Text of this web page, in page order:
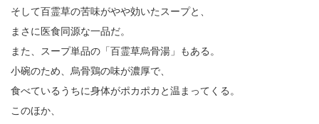
そして百霊草の苦味がやや効いたスープと、
まさに医食同源な一品だ。
また、スープ単品の「百霊草烏骨湯」もある。
小碗のため、烏骨鶏の味が濃厚で、
食べているうちに身体がポカポカと温まってくる。
このほか、